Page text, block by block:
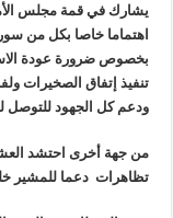
يشارك في قمة مجلس
اهتماما خاصا بكل من
بخصوص ضرورة عودة
تنفيذ إتفاق الصخيرات
ودعم كل الجهود للتوصل
من جهة أخرى احتشد
تظاهرات دعما للمشير